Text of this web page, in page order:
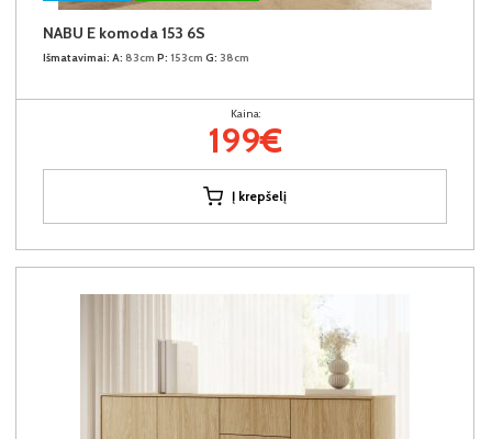
NABU E komoda 153 6S
Išmatavimai: A: 83cm P: 153cm G: 38cm
Kaina:
199€
Į krepšelį